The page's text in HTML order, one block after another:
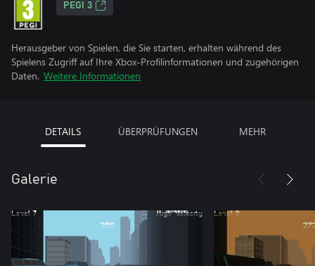
PEGI 3
Herausgeber von Spielen, die Sie starten, erhalten während des
Spielens Zugriff auf Ihre Xbox-Profilinformationen und zugehörigen
Daten. Weitere Informationen
DETAILS ÜBERPRÜFUNGEN MEHR
Galerie